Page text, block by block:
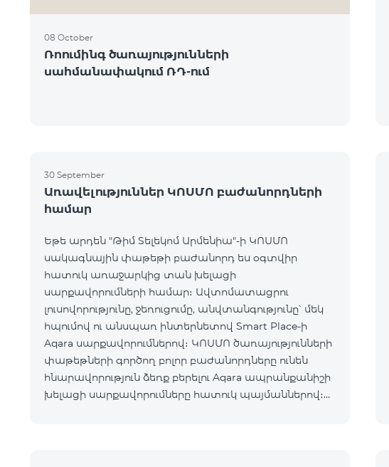
08 October
Ռոումինգ ծառայությունների
սահմանափակում ՌԴ-ում
30 September
Առավելություններ ԿՈՍՄՈ բաժանորդների
համար
Եթե արդեն "Թիմ Տելեկոմ Արմենիա"-ի ԿՈՍՄՈ
սակագնային փաթեթի բաժանորդ ես օգտվիր
հատուկ առաջարկից տան խելացի
սարքավորումների համար։ Ավտոմատացրու
լուսովորությունը, ջեռուցումը, անվտանգությունը՝ մեկ
հպումով ու անսպառ ինտերնետով Smart Place-ի
Aqara սարքավորումներով։ ԿՈՍՄՈ ծառայությունների
փաթեթների գործող բոլոր բաժանորդները ունեն
հնարավորություն ձեռք բերելու Aqara ապրանքանիշի
խելացի սարքավորումները հատուկ պայմաններով։